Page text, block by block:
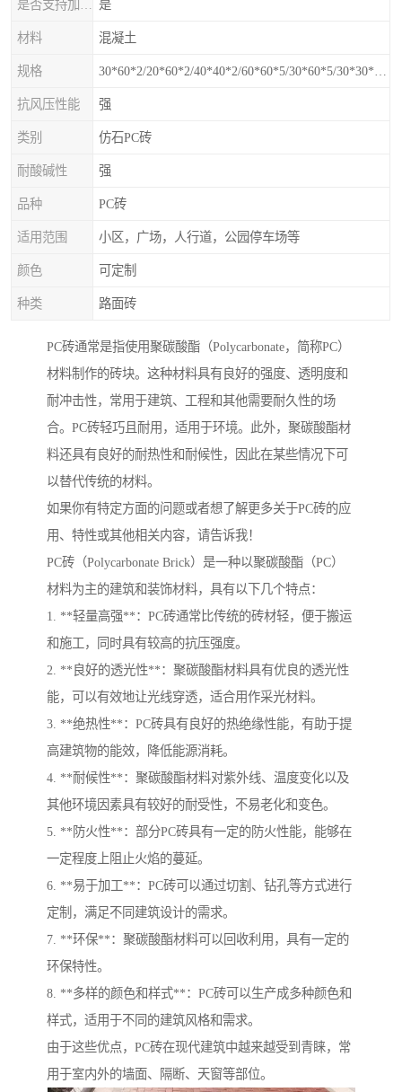
是
材料 混凝土
规格
抗风压性能 强
类别 仿石PC砖
耐酸碱性 强
品种 PC砖
适用范围 小区，广场，人行道，公园停车场等
颜色 可定制
种类 路面砖
PC砖通常是指使用聚碳酸酯（Polycarbonate，简称PC）
材料制作的砖块。这种材料具有良好的强度、透明度和
耐冲击性，常用于建筑、工程和其他需要耐久性的场
合。PC砖轻巧且耐用，适用于环境。此外，聚碳酸酯材
料还具有良好的耐热性和耐候性，因此在某些情况下可
以替代传统的材料。
如果你有特定方面的问题或者想了解更多关于PC砖的应
用、特性或其他相关内容，请告诉我！
PC砖（Polycarbonate Brick）是一种以聚碳酸酯（PC）
材料为主的建筑和装饰材料，具有以下几个特点：
1. **轻量高强**：PC砖通常比传统的砖材轻，便于搬运
和施工，同时具有较高的抗压强度。
2. **良好的透光性**：聚碳酸酯材料具有优良的透光性
能，可以有效地让光线穿透，适合用作采光材料。
3. **绝热性**：PC砖具有良好的热绝缘性能，有助于提
高建筑物的能效，降低能源消耗。
4. **耐候性**：聚碳酸酯材料对紫外线、温度变化以及
其他环境因素具有较好的耐受性，不易老化和变色。
5. **防火性**：部分PC砖具有一定的防火性能，能够在
一定程度上阻止火焰的蔓延。
6. **易于加工**：PC砖可以通过切割、钻孔等方式进行
定制，满足不同建筑设计的需求。
7. **环保**：聚碳酸酯材料可以回收利用，具有一定的
环保特性。
8. **多样的颜色和样式**：PC砖可以生产成多种颜色和
样式，适用于不同的建筑风格和需求。
由于这些优点，PC砖在现代建筑中越来越受到青睐，常
用于室内外的墙面、隔断、天窗等部位。